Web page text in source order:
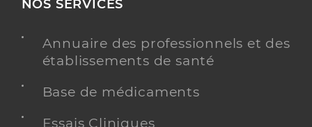
NOS SERVICES
Annuaire des professionnels et des
établissements de santé
Base de médicaments
Essais Cliniques